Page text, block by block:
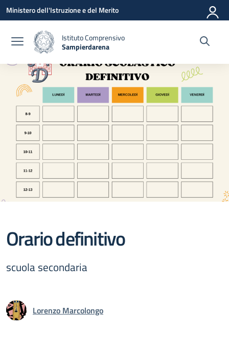
Vai ai contenuti
Vai al menu di navigazione
Vai al footer
Ministero dell'Istruzione e del Merito
Istituto Comprensivo
Sampierdarena
Orario definitivo
scuola secondaria
Lorenzo Marcolongo